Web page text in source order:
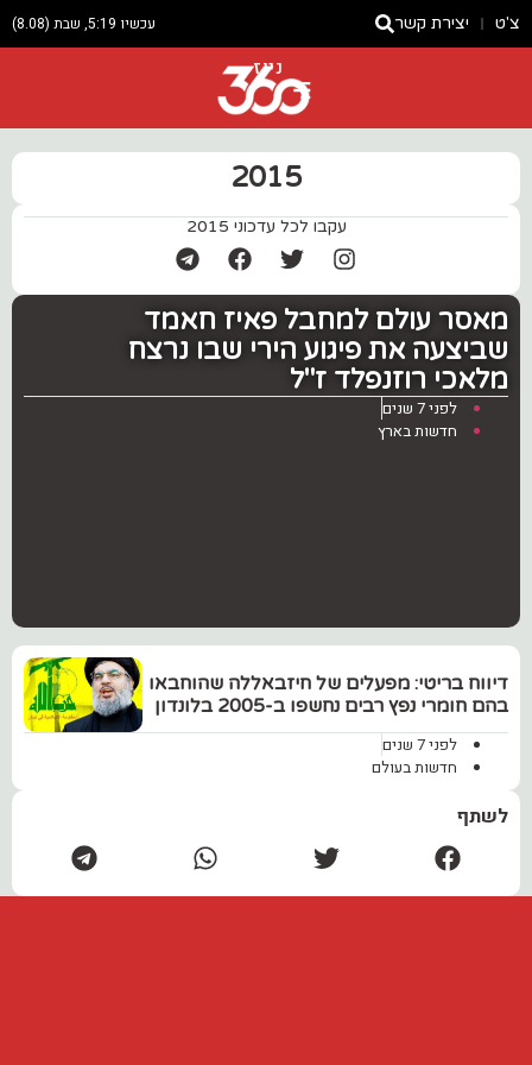
צ'ט יצירת קשר עכשיו 5:19, שבת (8.08)
ניוז
2015
עקבו לכל עדכוני 2015
‏מאסר עולם למחבל פאיז חאמד
שביצעה את פיגוע הירי שבו נרצח
מלאכי רוזנפלד ז"ל
לפני 7 שנים
חדשות בארץ
‏דיווח בריטי: מפעלים של חיזבאללה שהוחבאו
בהם חומרי נפץ רבים נחשפו ב-2005 בלונדון
לפני 7 שנים
חדשות בעולם
לשתף